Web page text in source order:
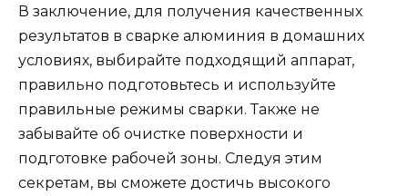
В заключение, для получения качественных
результатов в сварке алюминия в домашних
условиях, выбирайте подходящий аппарат,
правильно подготовьтесь и используйте
правильные режимы сварки. Также не
забывайте об очистке поверхности и
подготовке рабочей зоны. Следуя этим
секретам, вы сможете достичь высокого